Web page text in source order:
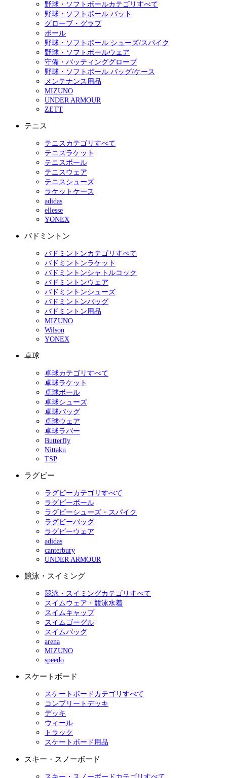
野球・ソフトボールカテゴリすべて
野球・ソフトボール バット
グローブ・グラブ
ボール
野球・ソフトボール シューズ/スパイク
野球・ソフトボールウェア
守備・バッティンググローブ
野球・ソフトボール バッグ/ケース
メンテナンス用品
MIZUNO
UNDER ARMOUR
ZETT
テニス
テニスカテゴリすべて
テニスラケット
テニスボール
テニスウェア
テニスシューズ
ラケットケース
adidas
ellesse
YONEX
バドミントン
バドミントンカテゴリすべて
バドミントンラケット
バドミントンシャトルコック
バドミントンウェア
バドミントンシューズ
バドミントンバッグ
バドミントン用品
MIZUNO
Wilson
YONEX
卓球
卓球カテゴリすべて
卓球ラケット
卓球ボール
卓球シューズ
卓球バッグ
卓球ウェア
卓球ラバー
Butterfly
Nittaku
TSP
ラグビー
ラグビーカテゴリすべて
ラグビーボール
ラグビーシューズ・スパイク
ラグビーバッグ
ラグビーウェア
adidas
canterbury
UNDER ARMOUR
競泳・スイミング
競泳・スイミングカテゴリすべて
スイムウェア・競泳水着
スイムキャップ
スイムゴーグル
スイムバッグ
arena
MIZUNO
speedo
スケートボード
スケートボードカテゴリすべて
コンプリートデッキ
デッキ
ウィール
トラック
スケートボード用品
スキー・スノーボード